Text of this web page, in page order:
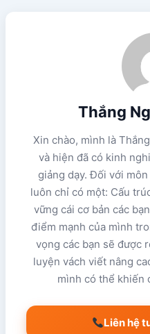
Thắng
Xin chào, mình là
và hiện đã có kinh
giảng dạy. Đối với
luôn chỉ có một: Cấu
vững cái cơ bản các
điểm mạnh của mình
vọng các bạn sẽ được
luyện vách viết nâng
mình có thể khiến
Liên hệ